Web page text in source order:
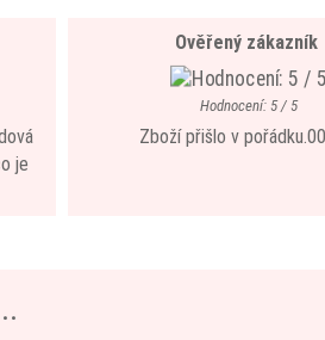
je
Ověřený zákazník
Hodnocení: 5 / 5
Zboží přišlo v